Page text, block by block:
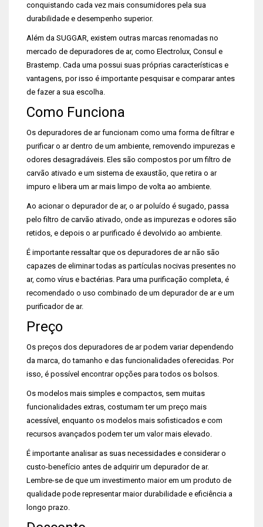
conquistando cada vez mais consumidores pela sua
durabilidade e desempenho superior.
Além da SUGGAR, existem outras marcas renomadas no
mercado de depuradores de ar, como Electrolux, Consul e
Brastemp. Cada uma possui suas próprias características e
vantagens, por isso é importante pesquisar e comparar antes
de fazer a sua escolha.
Como Funciona
Os depuradores de ar funcionam como uma forma de filtrar e
purificar o ar dentro de um ambiente, removendo impurezas e
odores desagradáveis. Eles são compostos por um filtro de
carvão ativado e um sistema de exaustão, que retira o ar
impuro e libera um ar mais limpo de volta ao ambiente.
Ao acionar o depurador de ar, o ar poluído é sugado, passa
pelo filtro de carvão ativado, onde as impurezas e odores são
retidos, e depois o ar purificado é devolvido ao ambiente.
É importante ressaltar que os depuradores de ar não são
capazes de eliminar todas as partículas nocivas presentes no
ar, como vírus e bactérias. Para uma purificação completa, é
recomendado o uso combinado de um depurador de ar e um
purificador de ar.
Preço
Os preços dos depuradores de ar podem variar dependendo
da marca, do tamanho e das funcionalidades oferecidas. Por
isso, é possível encontrar opções para todos os bolsos.
Os modelos mais simples e compactos, sem muitas
funcionalidades extras, costumam ter um preço mais
acessível, enquanto os modelos mais sofisticados e com
recursos avançados podem ter um valor mais elevado.
É importante analisar as suas necessidades e considerar o
custo-benefício antes de adquirir um depurador de ar.
Lembre-se de que um investimento maior em um produto de
qualidade pode representar maior durabilidade e eficiência a
longo prazo.